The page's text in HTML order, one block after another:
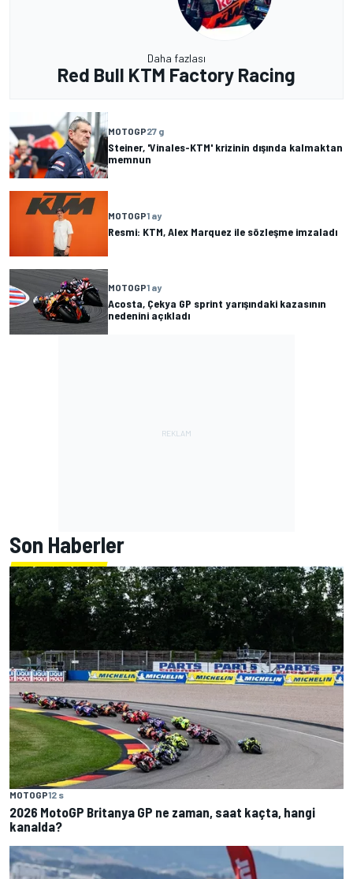
Daha fazlası
Red Bull KTM Factory Racing
MOTOGP27 g
Steiner, 'Vinales-KTM' krizinin dışında kalmaktan
memnun
MOTOGP1 ay
Resmi: KTM, Alex Marquez ile sözleşme imzaladı
MOTOGP1 ay
Acosta, Çekya GP sprint yarışındaki kazasının
nedenini açıkladı
Son Haberler
MOTOGP12 s
2026 MotoGP Britanya GP ne zaman, saat kaçta, hangi
kanalda?